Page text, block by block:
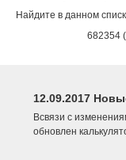
Найдите в данном
682354
12.09.2017
Всвязи с
обновлен